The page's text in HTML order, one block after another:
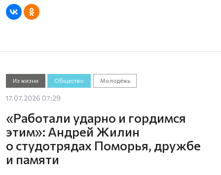
Из жизни Общество Молодёжь
17.07.2026 07:29
«Работали ударно и гордимся
этим»: Андрей Жилин
о студотрядах Поморья, дружбе
и памяти